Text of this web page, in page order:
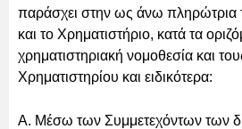
παράσχει στην ως άνω
και το Χρηματιστήριο, κατά τα
χρηματιστηριακή νομοθεσία και
Χρηματιστηρίου και ειδικότερα:
Α. Μέσω των Συμμετεχόντων των